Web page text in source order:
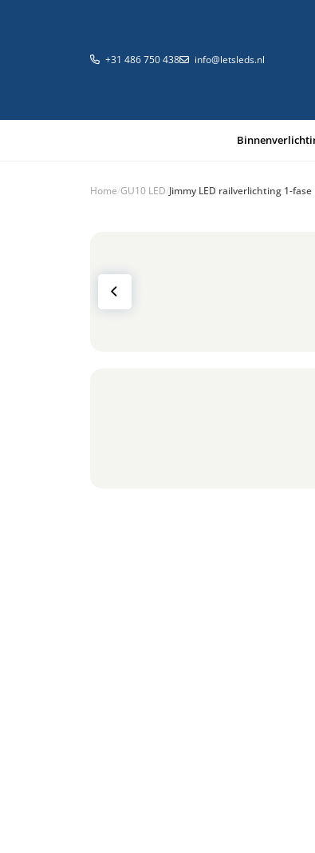
+31 486 750 438 info@letsleds.nl
Home/GU10 LED/Jimmy LED railverlichting 1-